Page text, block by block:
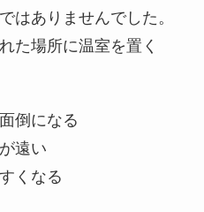
はありませんでした。
た場所に温室を置く
倒になる
遠い
くなる